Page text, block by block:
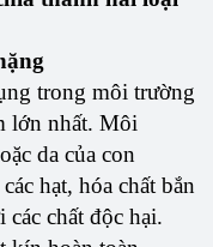
trong môi trường
lớn nhất. Môi
da của con
hạt, hóa chất bắn
chất độc hại.